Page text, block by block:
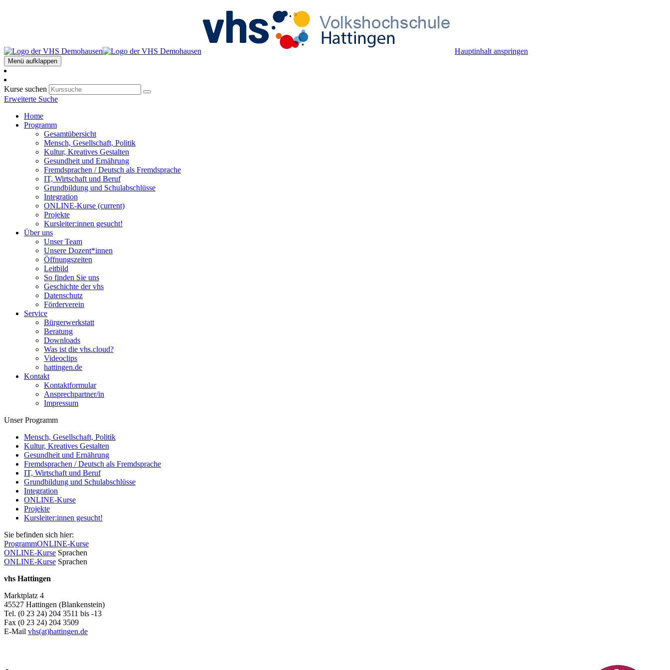
Hauptinhalt anspringen
Menü aufklappen
Kurse suchen
Erweiterte Suche
Home
Programm
Gesamtübersicht
Mensch, Gesellschaft, Politik
Kultur, Kreatives Gestalten
Gesundheit und Ernährung
Fremdsprachen / Deutsch als Fremdsprache
IT, Wirtschaft und Beruf
Grundbildung und Schulabschlüsse
Integration
ONLINE-Kurse (current)
Projekte
Kursleiter:innen gesucht!
Über uns
Unser Team
Unsere Dozent*innen
Öffnungszeiten
Leitbild
So finden Sie uns
Geschichte der vhs
Datenschutz
Förderverein
Service
Bürgerwerkstatt
Beratung
Downloads
Was ist die vhs.cloud?
Videoclips
hattingen.de
Kontakt
Kontaktformular
Ansprechpartner/in
Impressum
Unser Programm
Mensch, Gesellschaft, Politik
Kultur, Kreatives Gestalten
Gesundheit und Ernährung
Fremdsprachen / Deutsch als Fremdsprache
IT, Wirtschaft und Beruf
Grundbildung und Schulabschlüsse
Integration
ONLINE-Kurse
Projekte
Kursleiter:innen gesucht!
Sie befinden sich hier:
ProgrammONLINE-Kurse
ONLINE-Kurse Sprachen
ONLINE-Kurse Sprachen
vhs Hattingen
Marktplatz 4
45527 Hattingen (Blankenstein)
Tel. (0 23 24) 204 3511 bis -13
Fax (0 23 24) 204 3509
E-Mail vhs(at)hattingen.de